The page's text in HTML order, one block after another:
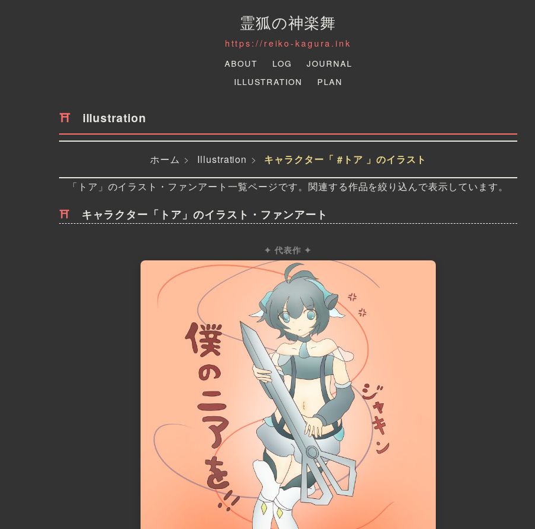
霊狐の神楽舞
https://reiko-kagura.ink
About Log
Journal
Illustration
Plan
illustration
ホーム Illustration
キャラクター「 #トア 」のイラスト
「トア」のイラスト・ファンアート一覧ページです。関連する作品を絞り込んで表示しています。
キャラクター「トア」のイラスト・ファンアート
✦ 代表作 ✦